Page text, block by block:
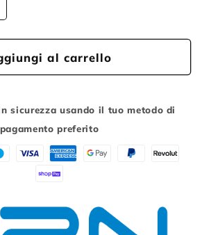
MOTORE
al carrello
sicurezza usando il tuo metodo di
pagamento preferito